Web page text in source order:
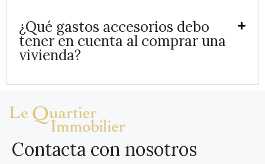
¿Qué gastos accesorios debo
tener en cuenta al comprar una
vivienda?
Contacta con nosotros